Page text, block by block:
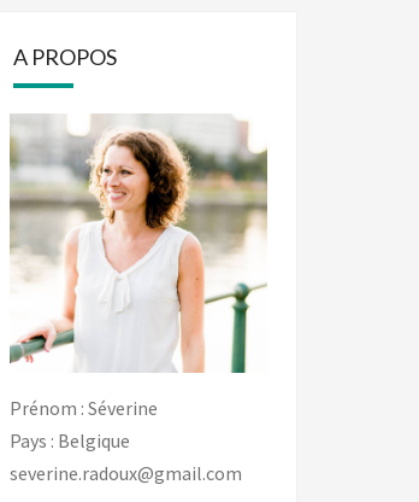
A PROPOS
Prénom : Séverine
Pays : Belgique
severine.radoux@gmail.com